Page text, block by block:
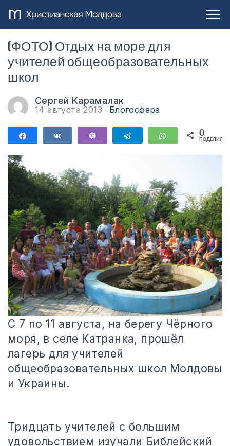
(ФОТО) Отдых на море для
учителей общеобразовательных
школ
Сергей Карамалак
14 августа 2013 Блогосфера
ПоделитьсяПоделиться Telegram WhatsApp
0
С 7 по 11 августа, на берегу Чёрного
моря, в селе Катранка, прошёл
лагерь для учителей
общеобразовательных школ Молдовы
и Украины.
Тридцать учителей с большим
удовольствием изучали Библейский